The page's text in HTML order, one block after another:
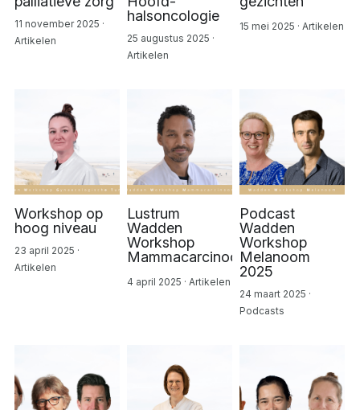
info@waddenworkshoponcologie.nl
11 november 2025 ·
Artikelen
halsoncologie
25 augustus 2025 ·
Artikelen
15 mei 2025 · Artikelen
Workshop op
hoog niveau
23 april 2025 ·
Artikelen
Lustrum
Wadden
Workshop
Mammacarcinoom
4 april 2025 · Artikelen
Podcast
Wadden
Workshop
Melanoom
2025
24 maart 2025 ·
Podcasts